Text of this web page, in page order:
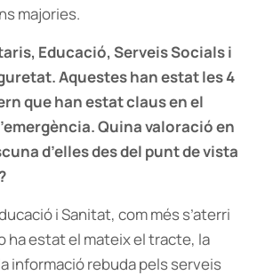
majories.
Educació, Serveis Socials i
Aquestes han estat les 4
que han estat claus en el
Quina valoració en
d’elles des del punt de vista
i Sanitat, com més s’aterri
ha estat el mateix el tracte, la
informació rebuda pels serveis